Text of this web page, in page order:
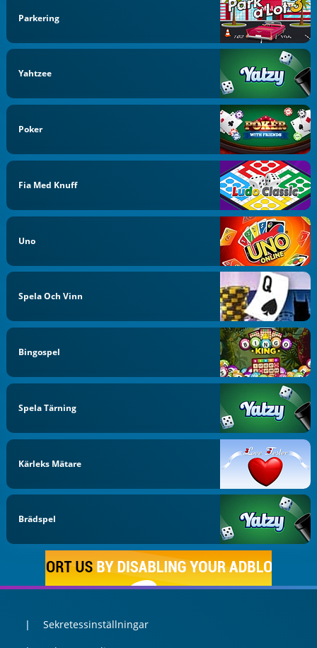
Parkering
Yahtzee
Poker
Fia Med Knuff
Uno
Spela Och Vinn
Bingospel
Spela Tärning
Kärleks Mätare
Brädspel
Sekretessinställningar